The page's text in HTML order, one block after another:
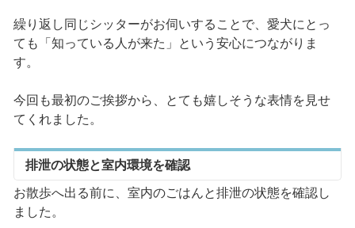
繰り返し同じシッターがお伺いすることで、愛犬にとっ
ても「知っている人が来た」という安心につながりま
す。
今回も最初のご挨拶から、とても嬉しそうな表情を見せ
てくれました。
排泄の状態と室内環境を確認
お散歩へ出る前に、室内のごはんと排泄の状態を確認し
ました。